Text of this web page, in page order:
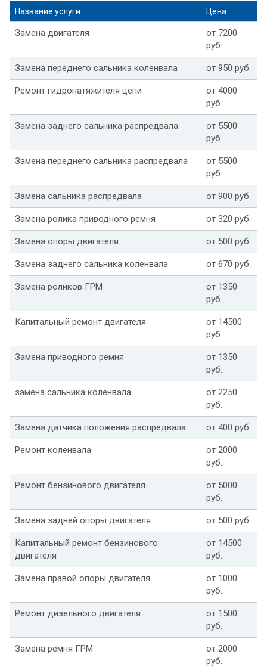
Название услуги Цена
Замена двигателя
от 7200
руб.
Замена переднего сальника коленвала от 950 руб.
Ремонт гидронатяжителя цепи
от 4000
руб.
Замена заднего сальника распредвала
от 5500
руб.
Замена переднего сальника распредвала
от 5500
руб.
Замена сальника распредвала от 900 руб.
Замена ролика приводного ремня от 320 руб.
Замена опоры двигателя от 500 руб.
Замена заднего сальника коленвала от 670 руб.
Замена роликов ГРМ
от 1350
руб.
Капитальный ремонт двигателя
от 14500
руб.
Замена приводного ремня
от 1350
руб.
замена сальника коленвала
от 2250
руб.
Замена датчика положения распредвала от 400 руб.
Ремонт коленвала
от 2000
руб.
Ремонт бензинового двигателя
от 5000
руб.
Замена задней опоры двигателя от 500 руб.
Капитальный ремонт бензинового
двигателя
от 14500
руб.
Замена правой опоры двигателя
от 1000
руб.
Ремонт дизельного двигателя
от 1500
руб.
Замена ремня ГРМ
от 2000
руб.